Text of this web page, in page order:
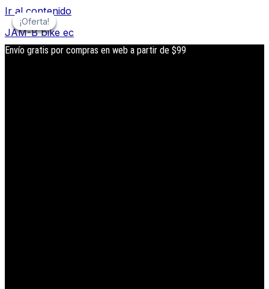
Ir al contenido
JAM-B bike ec
Envío gratis por compras en web a partir de $99
¡Oferta!
¡Oferta!
¡Oferta!
¡Oferta!